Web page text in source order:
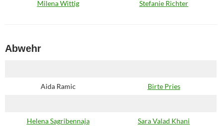
Milena Wittig Stefanie Richter
Abwehr
Aida Ramic Birte Pries
Helena Sagribennaja Sara Valad Khani